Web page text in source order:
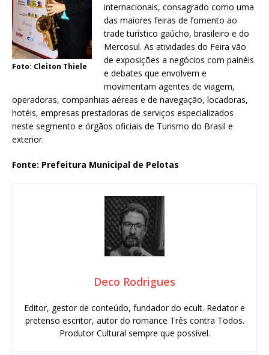
Foto: Cleiton Thiele
internacionais, consagrado como uma
das maiores feiras de fomento ao
trade turístico gaúcho, brasileiro e do
Mercosul. As atividades do Feira vão
de exposições a negócios com painéis
e debates que envolvem e
movimentam agentes de viagem,
operadoras, companhias aéreas e de navegação, locadoras,
hotéis, empresas prestadoras de serviços especializados
neste segmento e órgãos oficiais de Turismo do Brasil e
exterior.
Fonte: Prefeitura Municipal de Pelotas
Deco Rodrigues
Editor, gestor de conteúdo, fundador do ecult. Redator e
pretenso escritor, autor do romance Três contra Todos.
Produtor Cultural sempre que possível.